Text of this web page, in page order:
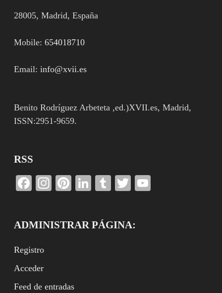
28005, Madrid, España
Mobile:654018710
Email:info@xvii.es
Benito Rodríguez Arbeteta ,ed.)XVII.es, Madrid,
ISSN:2951-9659.
RSS
Facebook
Instagram
Pinterest
LinkedIn
TumblrTwitter
ADMINISTRAR PÁGINA:
Registro
Acceder
Feed de entradas